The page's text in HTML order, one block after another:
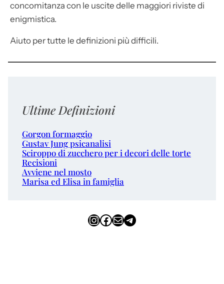
concomitanza con le uscite delle maggiori riviste di
enigmistica.
Aiuto per tutte le definizioni più difficili.
Ultime Definizioni
Gorgon formaggio
Gustav Jung psicanalisi
Sciroppo di zucchero per i decori delle torte
Recisioni
Avviene nel mosto
Marisa ed Elisa in famiglia
InstagramFacebook Email Telegram